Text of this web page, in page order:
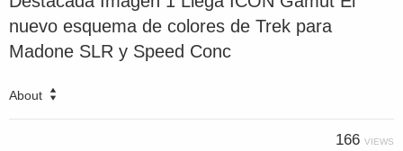
nuevo esquema de colores de Trek para
Madone SLR y Speed Conc
About
166 VIEWS